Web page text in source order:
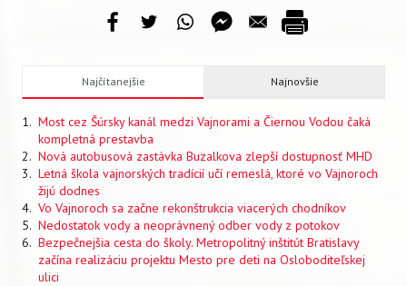
Najčítanejšie Najnovšie
Most cez Šúrsky kanál medzi Vajnorami a Čiernou Vodou čaká
kompletná prestavba
Nová autobusová zastávka Buzalkova zlepší dostupnosť MHD
Letná škola vajnorských tradícií učí remeslá, ktoré vo Vajnoroch
žijú dodnes
Vo Vajnoroch sa začne rekonštrukcia viacerých chodníkov
Nedostatok vody a neoprávnený odber vody z potokov
Bezpečnejšia cesta do školy. Metropolitný inštitút Bratislavy
začína realizáciu projektu Mesto pre deti na Osloboditeľskej
ulici